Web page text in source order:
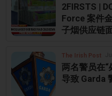
2FIRSTS |
Force 案件
子烟供应链
The Irish Post
两名警员在“
导致 Garda